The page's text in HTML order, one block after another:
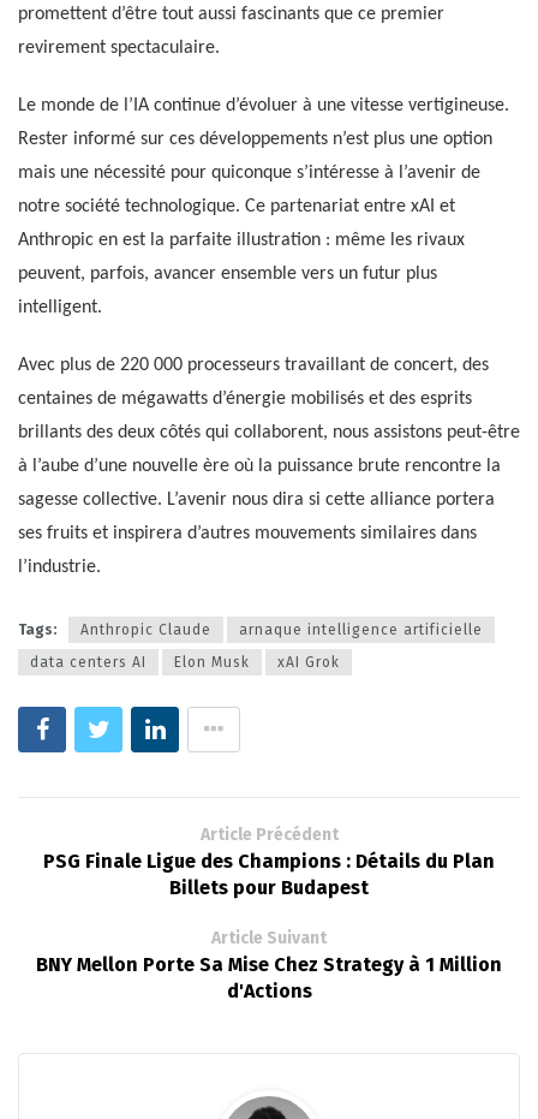
promettent d’être tout aussi fascinants que ce premier
revirement spectaculaire.
Le monde de l’IA continue d’évoluer à une vitesse vertigineuse.
Rester informé sur ces développements n’est plus une option
mais une nécessité pour quiconque s’intéresse à l’avenir de
notre société technologique. Ce partenariat entre xAI et
Anthropic en est la parfaite illustration : même les rivaux
peuvent, parfois, avancer ensemble vers un futur plus
intelligent.
Avec plus de 220 000 processeurs travaillant de concert, des
centaines de mégawatts d’énergie mobilisés et des esprits
brillants des deux côtés qui collaborent, nous assistons peut-être
à l’aube d’une nouvelle ère où la puissance brute rencontre la
sagesse collective. L’avenir nous dira si cette alliance portera
ses fruits et inspirera d’autres mouvements similaires dans
l’industrie.
Tags: Anthropic Claude
arnaque intelligence artificielle
data centers AI
Elon Musk xAI Grok
Article Précédent
PSG Finale Ligue des Champions : Détails du Plan
Billets pour Budapest
Article Suivant
BNY Mellon Porte Sa Mise Chez Strategy à 1 Million
d'Actions